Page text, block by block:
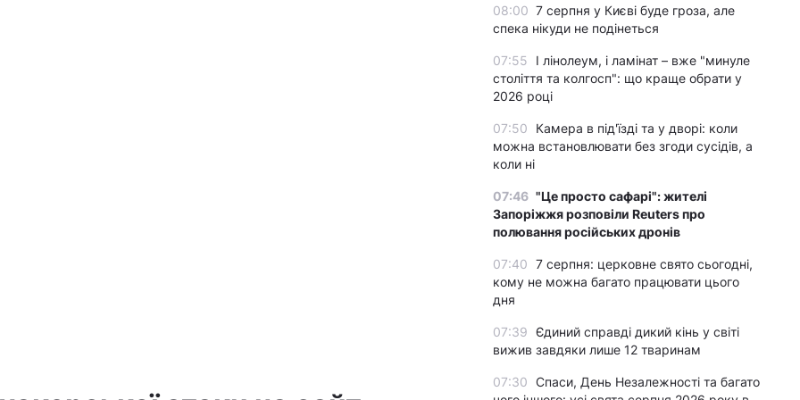
08:00 7 серпня у Києві буде гроза, але
спека нікуди не подінеться
07:55
І лінолеум, і ламінат – вже "минуле
століття та колгосп": що краще обрати у
2026 році
07:50
Камера в під'їзді та у дворі: коли
можна встановлювати без згоди сусідів, а
коли ні
07:46 "Це просто сафарі": жителі
Запоріжжя розповіли Reuters про
полювання російських дронів
07:40 7 серпня: церковне свято сьогодні,
кому не можна багато працювати цього
дня
07:39 Єдиний справді дикий кінь у світі
вижив завдяки лише 12 тваринам
07:30 Спаси, День Незалежності та багато